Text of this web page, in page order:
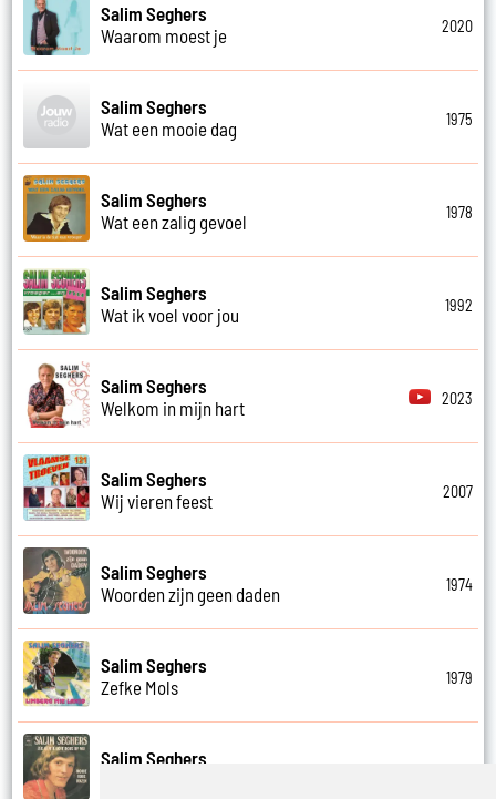
Salim Seghers
Waarom moest je
2020
Salim Seghers
Wat een mooie dag
1975
Salim Seghers
Wat een zalig gevoel
1978
Salim Seghers
Wat ik voel voor jou
1992
Salim Seghers
Welkom in mijn hart
2023
Salim Seghers
Wij vieren feest
2007
Salim Seghers
Woorden zijn geen daden
1974
Salim Seghers
Zefke Mols
1979
Salim Seghers